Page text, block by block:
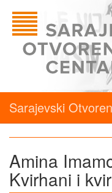
Sarajevski
Amina
Kvirhani i